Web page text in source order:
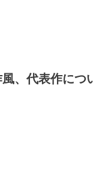
、代表作につ